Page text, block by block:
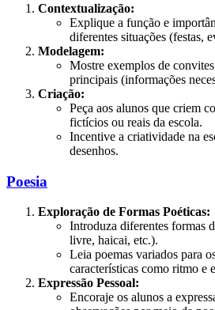
Contextualização:
Explique a função e
diferentes situações (festas,
Modelagem:
Mostre exemplos de
principais (informações
Criação:
Peça aos alunos que criem
fictícios ou reais da escola.
Incentive a criatividade na
desenhos.
Poesia
Exploração de Formas Poéticas:
Introduza diferentes formas
livre, haicai, etc.).
Leia poemas variados para
características como ritmo e
Expressão Pessoal:
Encoraje os alunos a